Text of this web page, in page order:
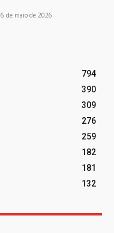
6 de maio de 2026
794
390
309
276
259
182
181
132